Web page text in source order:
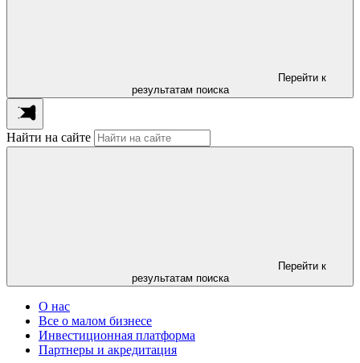
Перейти к
результатам поиска
Найти на сайте
Перейти к
результатам поиска
О нас
Все о малом бизнесе
Инвестиционная платформа
Партнеры и акредитация